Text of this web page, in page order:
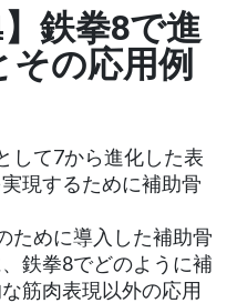
】鉄拳8で進
その応用例
して7から進化した表
現するために補助骨
ために導入した補助骨
鉄拳8でどのように補
筋肉表現以外の応用